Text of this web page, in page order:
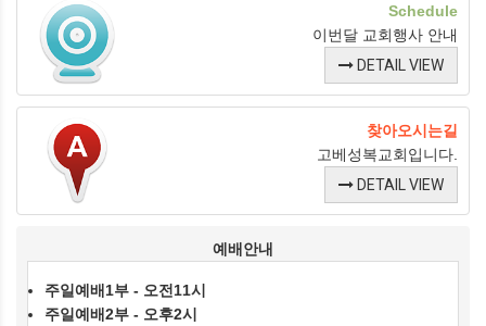
Schedule
이번달 교회행사 안내
DETAIL VIEW
찾아오시는길
고베성복교회입니다.
DETAIL VIEW
예배안내
주일예배1부 - 오전11시
주일예배2부 - 오후2시